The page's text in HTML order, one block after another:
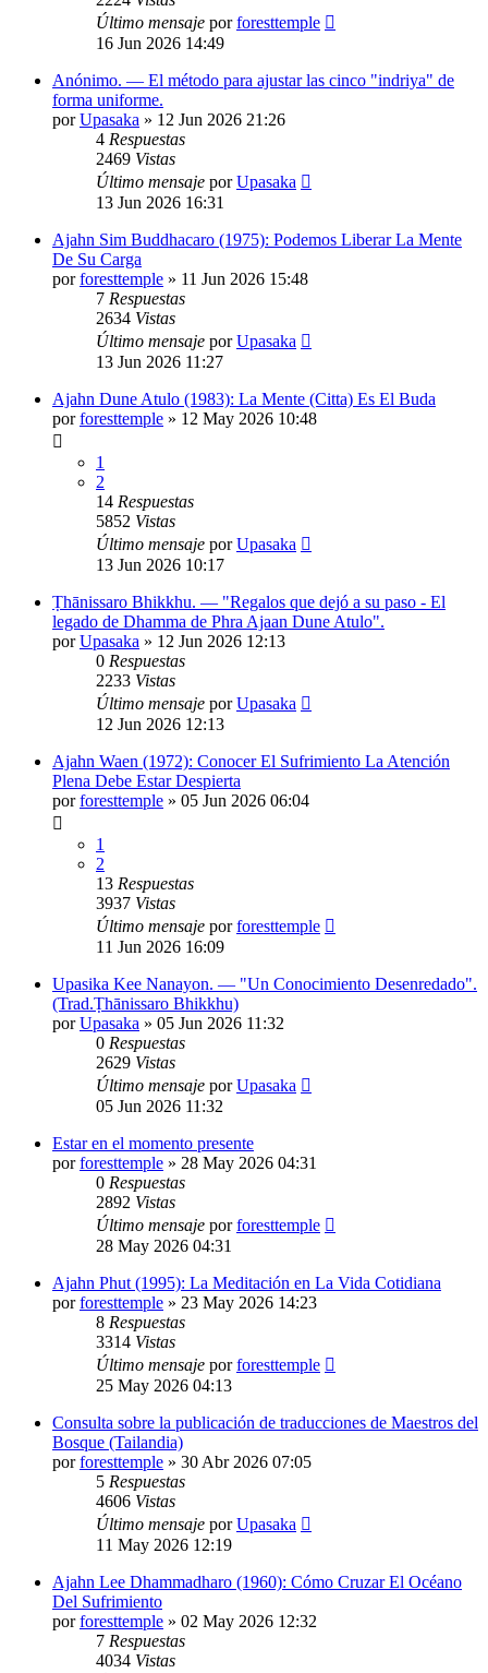
Último mensaje porforesttemple
16 Jun 2026 14:49
Anónimo. — El método para ajustar las cinco "indriya" de
forma uniforme.
porUpasaka » 12 Jun 2026 21:26
4 Respuestas
2469 Vistas
Último mensaje porUpasaka
13 Jun 2026 16:31
Ajahn Sim Buddhacaro (1975): Podemos Liberar La Mente
De Su Carga
porforesttemple » 11 Jun 2026 15:48
7 Respuestas
2634 Vistas
Último mensaje porUpasaka
13 Jun 2026 11:27
Ajahn Dune Atulo (1983): La Mente (Citta) Es El Buda
porforesttemple » 12 May 2026 10:48
1
2
14 Respuestas
5852 Vistas
Último mensaje porUpasaka
13 Jun 2026 10:17
Ṭhānissaro Bhikkhu. — "Regalos que dejó a su paso - El
legado de Dhamma de Phra Ajaan Dune Atulo".
porUpasaka » 12 Jun 2026 12:13
0 Respuestas
2233 Vistas
Último mensaje porUpasaka
12 Jun 2026 12:13
Ajahn Waen (1972): Conocer El Sufrimiento La Atención
Plena Debe Estar Despierta
porforesttemple » 05 Jun 2026 06:04
1
2
13 Respuestas
3937 Vistas
Último mensaje porforesttemple
11 Jun 2026 16:09
Upasika Kee Nanayon. — "Un Conocimiento Desenredado".
(Trad.Ṭhānissaro Bhikkhu)
porUpasaka » 05 Jun 2026 11:32
0 Respuestas
2629 Vistas
Último mensaje porUpasaka
05 Jun 2026 11:32
Estar en el momento presente
porforesttemple » 28 May 2026 04:31
0 Respuestas
2892 Vistas
Último mensaje porforesttemple
28 May 2026 04:31
Ajahn Phut (1995): La Meditación en La Vida Cotidiana
porforesttemple » 23 May 2026 14:23
8 Respuestas
3314 Vistas
Último mensaje porforesttemple
25 May 2026 04:13
Consulta sobre la publicación de traducciones de Maestros del
Bosque (Tailandia)
porforesttemple » 30 Abr 2026 07:05
5 Respuestas
4606 Vistas
Último mensaje porUpasaka
11 May 2026 12:19
Ajahn Lee Dhammadharo (1960): Cómo Cruzar El Océano
Del Sufrimiento
porforesttemple » 02 May 2026 12:32
7 Respuestas
4034 Vistas